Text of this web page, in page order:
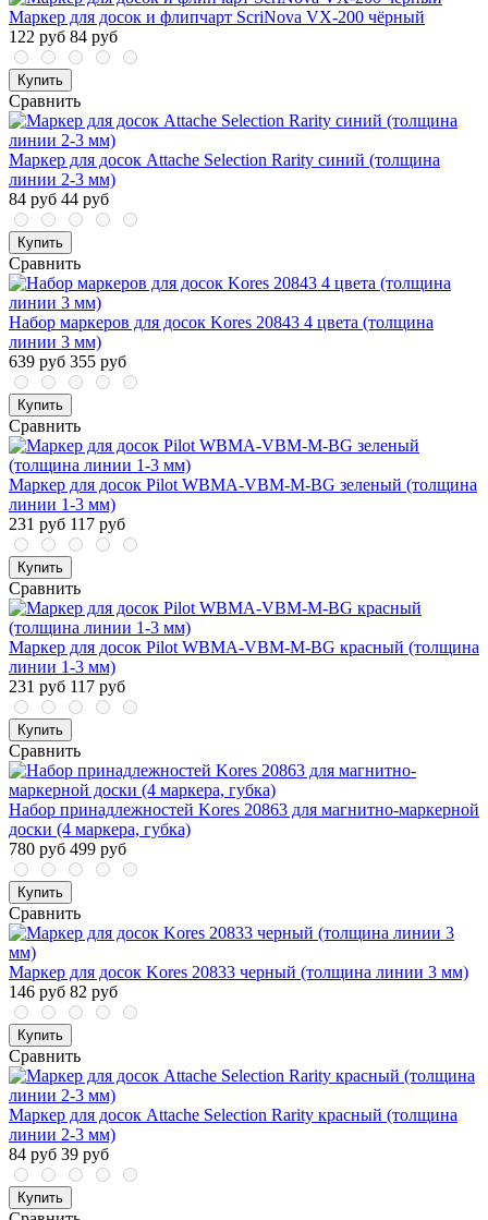
Маркер для досок и флипчарт ScriNova VX-200 чёрный
122 руб 84 руб
Купить
Сравнить
Маркер для досок Attache Selection Rarity синий (толщина
линии 2-3 мм)
84 руб 44 руб
Купить
Сравнить
Набор маркеров для досок Kores 20843 4 цвета (толщина
линии 3 мм)
639 руб 355 руб
Купить
Сравнить
Маркер для досок Pilot WBMA-VBM-M-BG зеленый (толщина
линии 1-3 мм)
231 руб 117 руб
Купить
Сравнить
Маркер для досок Pilot WBMA-VBM-M-BG красный (толщина
линии 1-3 мм)
231 руб 117 руб
Купить
Сравнить
Набор принадлежностей Kores 20863 для магнитно-маркерной
доски (4 маркера, губка)
780 руб 499 руб
Купить
Сравнить
Маркер для досок Kores 20833 черный (толщина линии 3 мм)
146 руб 82 руб
Купить
Сравнить
Маркер для досок Attache Selection Rarity красный (толщина
линии 2-3 мм)
84 руб 39 руб
Купить